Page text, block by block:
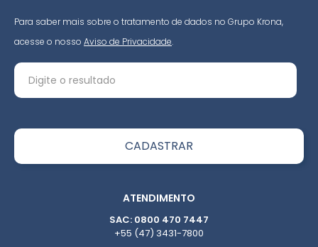
Para saber mais sobre o tratamento de dados no Grupo Krona,
acesse o nosso Aviso de Privacidade.
ATENDIMENTO
SAC: 0800 470 7447
+55 (47) 3431-7800